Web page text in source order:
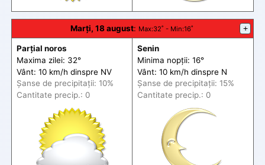
Marți, 18 august: Max:32˚ - Min:16˚ +
Parțial noros
Maxima zilei: 32°
Vânt: 10 km/h dinspre NV
Șanse de precipitații: 10%
Cantitate precip.: 0
Senin
Minima nopții: 16°
Vânt: 10 km/h dinspre N
Șanse de precipitații: 15%
Cantitate precip.: 0